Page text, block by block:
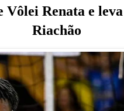
Renata e
Riachão